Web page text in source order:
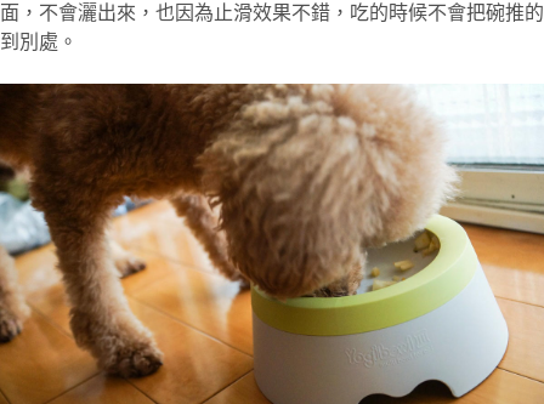
面，不會灑出來，也因為止滑效果不錯，吃的時候不會把碗推的
到別處。